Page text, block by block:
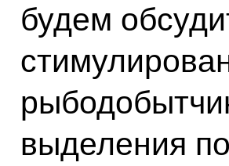
будем
выделения